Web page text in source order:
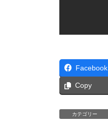
Facebook
Copy
カテゴリー